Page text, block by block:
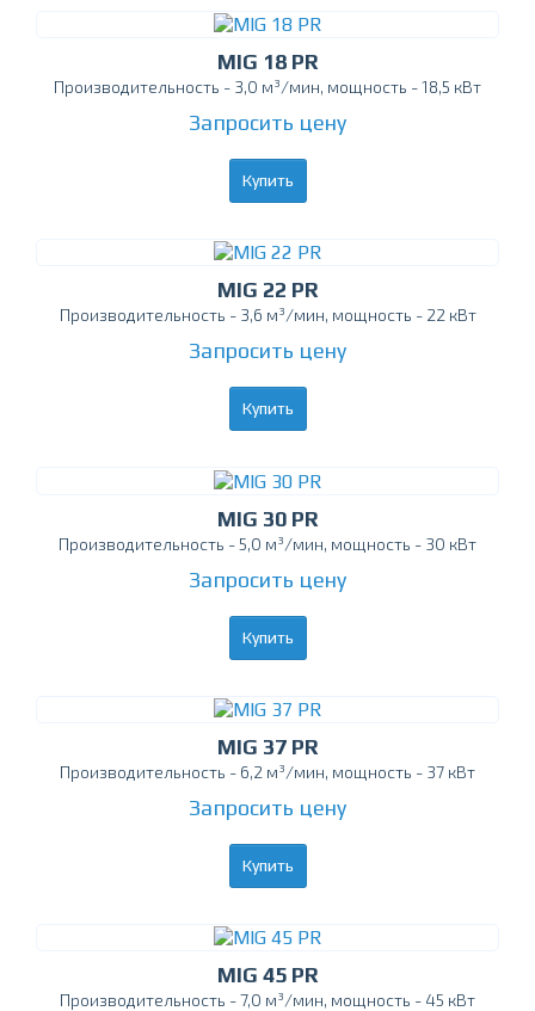
MIG 18 PR
Производительность - 3,0 м³/мин, мощность - 18,5 кВт
Запросить цену
Купить
MIG 22 PR
Производительность - 3,6 м³/мин, мощность - 22 кВт
Запросить цену
Купить
MIG 30 PR
Производительность - 5,0 м³/мин, мощность - 30 кВт
Запросить цену
Купить
MIG 37 PR
Производительность - 6,2 м³/мин, мощность - 37 кВт
Запросить цену
Купить
MIG 45 PR
Производительность - 7,0 м³/мин, мощность - 45 кВт